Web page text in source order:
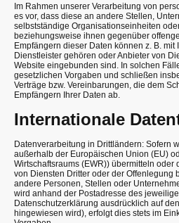
Im Rahmen unserer Verarbeitung von
es vor, dass diese an andere Stellen,
selbstständige Organisationseinheiten
beziehungsweise ihnen gegenüber
Empfängern dieser Daten können z. B. mit
Dienstleister gehören oder Anbieter von
Website eingebunden sind. In solchen
gesetzlichen Vorgaben und schließen
Verträge bzw. Vereinbarungen, die dem
Empfängern Ihrer Daten ab.
Internationale
Datenverarbeitung in Drittländern: Sofern
außerhalb der Europäischen Union (EU)
Wirtschaftsraums (EWR)) übermitteln oder
von Diensten Dritter oder der Offenlegung
andere Personen, Stellen oder
wird anhand der Postadresse des
Datenschutzerklärung ausdrücklich auf
hingewiesen wird), erfolgt dies stets im